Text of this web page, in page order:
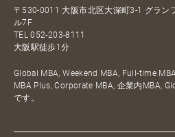
〒530-0011 大阪市北区大深町3-1 グラン
ル7F
TEL052-203-8111
大阪駅徒歩1分
Global MBA, Weekend MBA, Full-time
MBA Plus, Corporate MBA, 企業内MBA,
です。